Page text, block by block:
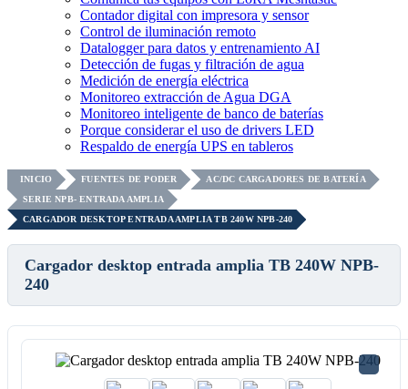
Contador digital con impresora y sensor
Control de iluminación remoto
Datalogger para datos y entrenamiento AI
Detección de fugas y filtración de agua
Medición de energía eléctrica
Monitoreo extracción de Agua DGA
Monitoreo inteligente de banco de baterías
Porque considerar el uso de drivers LED
Respaldo de energía UPS en tableros
INICIO FUENTES DE PODER
AC/DC CARGADORES DE BATERÍA
SERIE NPB- ENTRADA AMPLIA
CARGADOR DESKTOP ENTRADA AMPLIA TB 240W NPB-240
Cargador desktop entrada amplia TB 240W NPB-
240